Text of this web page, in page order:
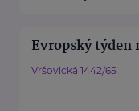
Evropský
Vršovická 1442/65